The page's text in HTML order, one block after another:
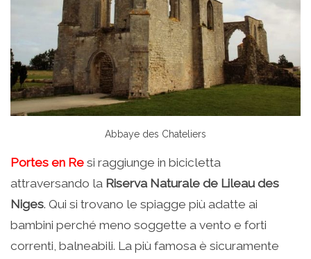
Abbaye des Chateliers
Portes en Re si raggiunge in bicicletta
attraversando la Riserva Naturale de Lileau des
Niges. Qui si trovano le spiagge più adatte ai
bambini perché meno soggette a vento e forti
correnti, balneabili. La più famosa è sicuramente